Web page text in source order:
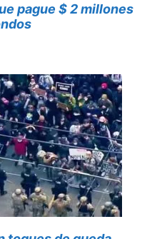
pague $ 2 millones